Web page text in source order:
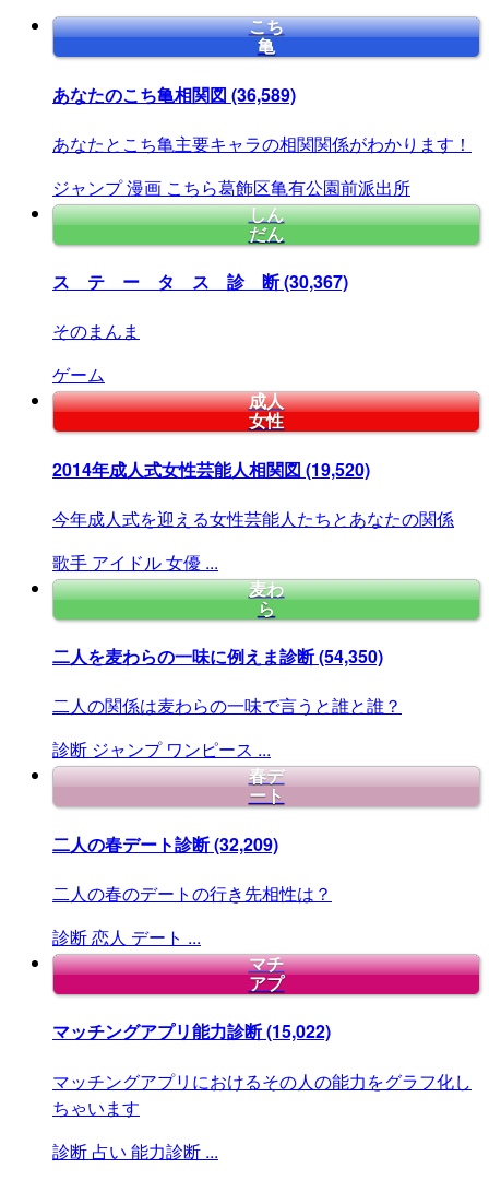
こち
亀
あなたのこち亀相関図 (36,589)
あなたとこち亀主要キャラの相関関係がわかります！
ジャンプ漫画 こちら葛飾区亀有公園前派出所
しん
だん
ス テ ー タ ス 診 断(30,367)
そのまんま
ゲーム
成人
女性
2014年成人式女性芸能人相関図 (19,520)
今年成人式を迎える女性芸能人たちとあなたの関係
歌手 アイドル女優 ...
麦わ
ら
二人を麦わらの一味に例えま診断(54,350)
二人の関係は麦わらの一味で言うと誰と誰？
診断 ジャンプ ワンピース ...
春デ
ート
二人の春デート診断(32,209)
二人の春のデートの行き先相性は？
診断恋人 デート ...
マチ
アプ
マッチングアプリ能力診断(15,022)
マッチングアプリにおけるその人の能力をグラフ化し
ちゃいます
診断 占い 能力診断 ...